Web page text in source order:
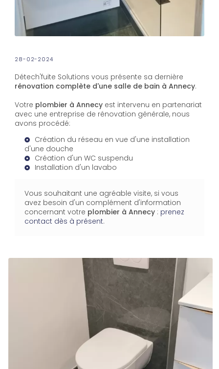
28-02-2024
Détech'fuite Solutions vous présente sa dernière
rénovation complète d'une salle de bain à Annecy.
Votre plombier à Annecy est intervenu en partenariat
avec une entreprise de rénovation générale, nous
avons procédé:
Création du réseau en vue d'une installation
d'une douche
Création d'un WC suspendu
Installation d'un lavabo
Vous souhaitant une agréable visite, si vous
avez besoin d'un complément d'information
concernant votre plombier à Annecy : prenez
contact dès à présent.